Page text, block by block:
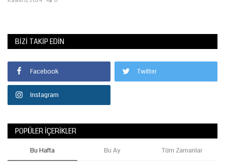
BIZI TAKIP EDIN
Facebook Twitter
Instagram
POPÜLER İÇERIKLER
Bu Hafta Bu Ay Tüm Zamanlar